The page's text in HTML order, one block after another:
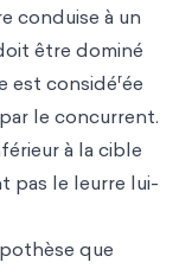
conduise à un
être dominé
est considérée
le concurrent.
à la cible
pas le leurre lui-
que